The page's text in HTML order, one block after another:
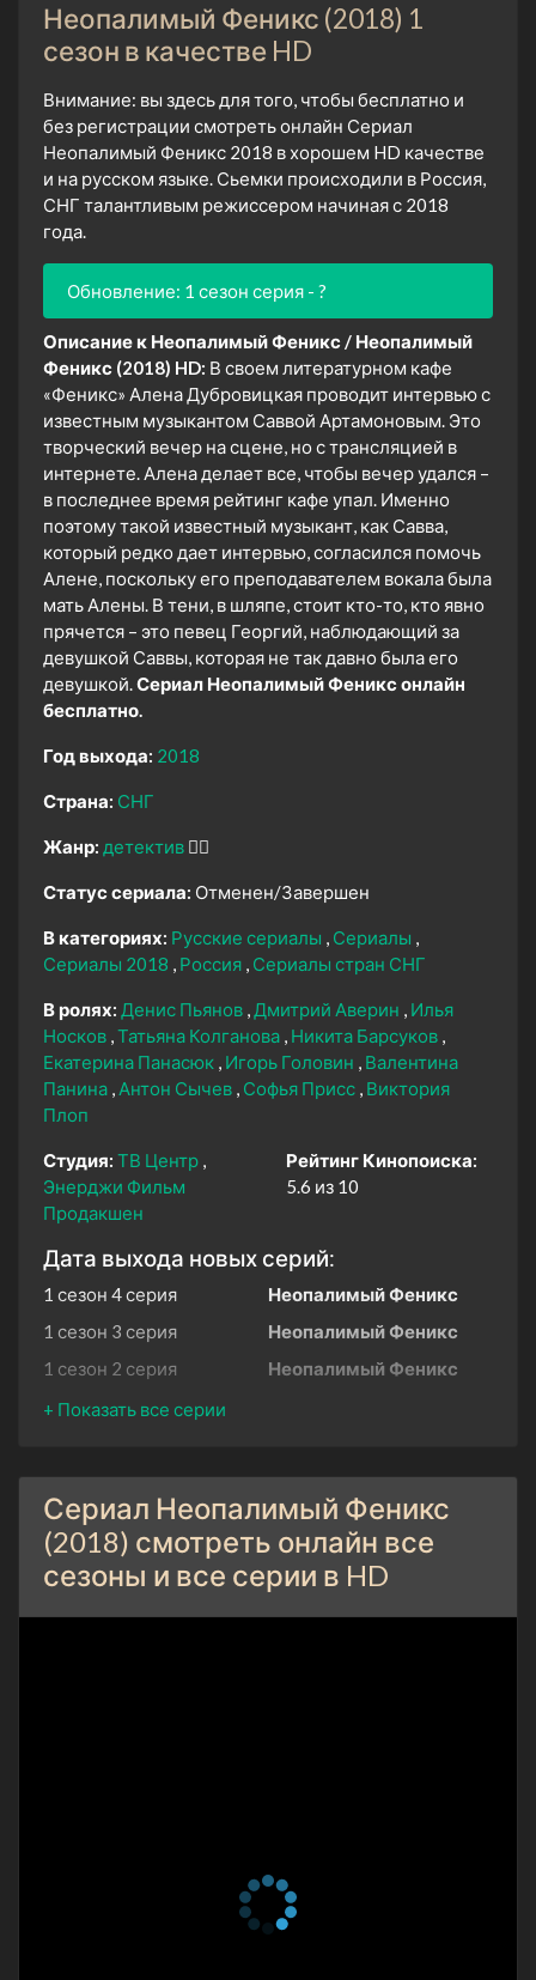
Неопалимый Феникс (2018) 1
сезон в качестве HD
Внимание: вы здесь для того, чтобы бесплатно и
без регистрации смотреть онлайн Сериал
Неопалимый Феникс 2018 в хорошем HD качестве
и на русском языке. Сьемки происходили в Россия,
СНГ талантливым режиссером начиная с 2018
года.
Обновление: 1 сезон серия - ?
Описание к Неопалимый Феникс / Неопалимый
Феникс (2018) HD: В своем литературном кафе
«Феникс» Алена Дубровицкая проводит интервью с
известным музыкантом Саввой Артамоновым. Это
творческий вечер на сцене, но с трансляцией в
интернете. Алена делает все, чтобы вечер удался –
в последнее время рейтинг кафе упал. Именно
поэтому такой известный музыкант, как Савва,
который редко дает интервью, согласился помочь
Алене, поскольку его преподавателем вокала была
мать Алены. В тени, в шляпе, стоит кто-то, кто явно
прячется – это певец Георгий, наблюдающий за
девушкой Саввы, которая не так давно была его
девушкой.Сериал Неопалимый Феникс онлайн
бесплатно.
Год выхода: 2018
Страна: СНГ
Жанр: детектив 🕵️‍♂️
Статус сериала: Отменен/Завершен
В категориях: Русские сериалы
Сериалы
Сериалы 2018
Россия Сериалы стран СНГ
В ролях: Денис Пьянов Дмитрий Аверин
Илья
Носков Татьяна Колганова Никита Барсуков
Екатерина Панасюк Игорь Головин
Валентина
Панина Антон Сычев Софья Присс Виктория
Плоп
Студия: ТВ Центр
Энерджи Фильм
Продакшен
Рейтинг Кинопоиска:
5.6 из 10
Дата выхода новых серий:
1 сезон 4 серия
Неопалимый Феникс
1 сезон 3 серия
Неопалимый Феникс
1 сезон 2 серия
Неопалимый Феникс
1 сезон 1 серия
Сериал Неопалимый Феникс
(2018) смотреть онлайн все
сезоны и все серии в HD